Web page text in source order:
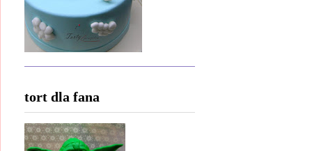
tort dla fana